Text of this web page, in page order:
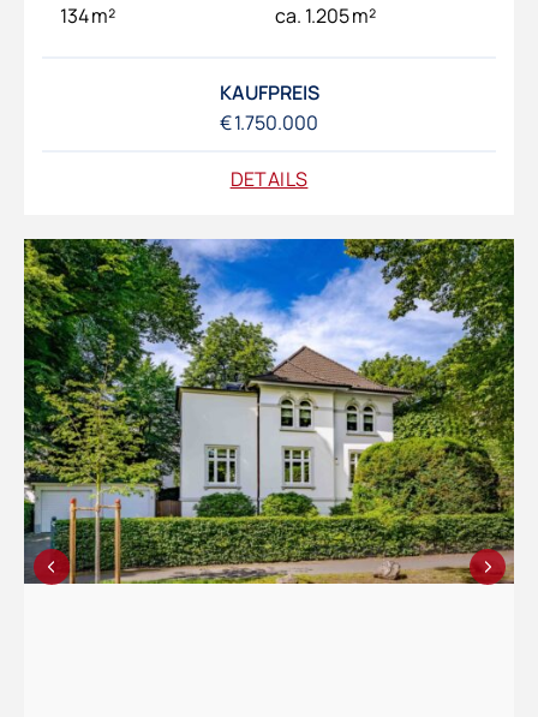
134 m²
ca. 1.205 m²
KAUFPREIS
€ 1.750.000
DETAILS